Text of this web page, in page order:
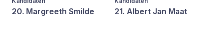
20. Margreeth Smilde 21. Albert Jan Maat